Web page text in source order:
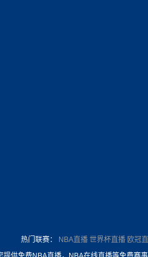
热门联赛： NBA直播 世界杯直播 欧冠